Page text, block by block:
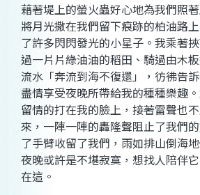
藉著堤上的螢火蟲好心地為我們照
將月光撒在我們留下痕跡的柏油路
了許多閃閃發光的小星子。我乘著
過一片片綠油油的稻田、騎過由木
流水「奔流到海不復還」，彷彿告
盡情享受夜晚所帶給我的種種樂趣
留情的打在我的臉上，接著雷聲也
來，一陣一陣的轟隆聲阻止了我們
了手臂收留了我們，雨如排山倒海
夜晚或許是不堪寂寞，想找人陪伴
在這。